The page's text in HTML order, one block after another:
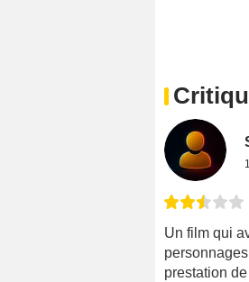
Un film qui
prestation